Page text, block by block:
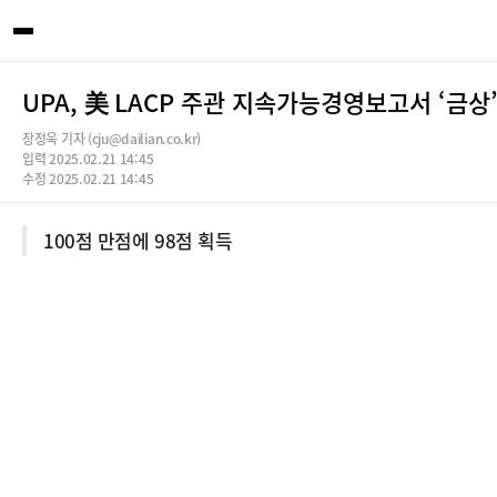
UPA, 美 LACP 주관 지속가능경영보고서 ‘금상
장정욱 기자 (cju@dailian.co.kr)
입력 2025.02.21 14:45
수정 2025.02.21 14:45
100점 만점에 98점 획득